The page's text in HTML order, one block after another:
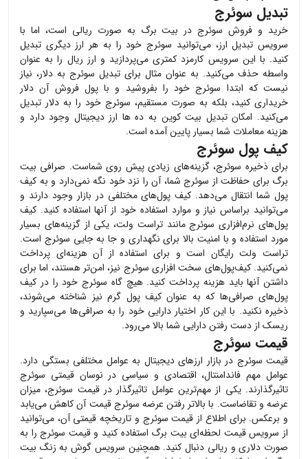
تبدیل سوئرج
خرید و فروش سوئرجدر بیت برگ به صورت ریالی است، اما با
سرویس تبدیل ارز، می‌توانید سوئرجخود را به هر ارز دیگری تبدیل
کنید. با این سرویس کارمزد کمتری می‌پردازید و ارز ریال را به عنوان
واسطه حذف می‌کنید. به عنوان مثال برای تبدیل سوئرج به دلار، نیاز
نیست که ابتدا سوئرجخود را بفروشید و با پول فروش آن دلار
خریداری کنید، بلکه به صورت مستقیم، سوئرج خود را به دلار تبدیل
می‌کنید. امکان تبدیل بیت کوین به ده ها ارز دیجیتال وجود دارد و
هزینه معاملات شما بسیار پایین آمده است.
کیف پول سوئرج
برای ذخیره سوئرج، گزینه‌های زیادی پیش روی شماست. صرافی بیت
برگ برای حفاظت از سوئرج شما، آن را نزد خود نگه نمی‌دارد و به کیف
پول شما انتقال می‌دهد. کیف پول‌های مختلفی در بازار وجود دارند و
می‌توانید براساس نیاز و موارد استفاده خود از آنها استفاده کنید. کیف
پول‌های نرم‌افزاری سوئرجمانند تراست ولت، یکی از گزینه‌های بسیار
مورد استفاده و با امنیت بالا برای نگهداری و جا به جایی سوئرج است.
تراست ولت رایگان است و برای استفاده از آن هزینه‌ای پرداخت
نمی‌کنید. کیف‌پول‌های سخت افزاری سوئرج نیز، امن‌تر هستند، اما برای
داشتن آنها باید هزینه پرداخت کنید. هیچ گاه سوئرج خود را در کیف
پول‌های صرافی‌ها که به عنوان کیف پول گرم نیز شناخته می‌شوند،
ذخیره نکنید. با این کار اختیار دارایی خود را به صرافی‌ها می‌سپارید و
ریسک از دست رفتن دارایی شما بالا می‌رود.
قیمت سوئرج
قیمت سوئرج در بازار ارزهای دیجیتال به عوامل مختلفی بستگی دارد.
عوامل مهم فاندامنتال، اقتصادی و سیاسی در نوسان قیمتی سوئرج
تاثیرگذارند. یکی از مهم‌ترین عوامل تاثیرگذار در قیمت سوئرج، میزان
عرضه و تقاضاست. با بالاتر رفتن عرضه سوئرجقیمت آن کاهش می‌یابد
و برعکس. برای اطلاع از قیمت سوئرج و تاریخچه قیمتی آن، می‌توانید
از سرویس قیمت لحظه‌ای بیت برگ استفاده کنید و قیمت سوئرجرا به
صورت دلاری و ریالی دنبال کنید. همچنین سرویس گوش به زنگ بیت